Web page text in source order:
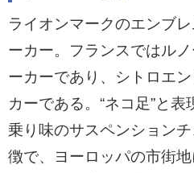
ライオンマークのエンブ
ーカー。フランスではル
ーカーであり、シトロエ
カーである。“ネコ足”と
乗り味のサスペンション
徴で、ヨーロッパの市街